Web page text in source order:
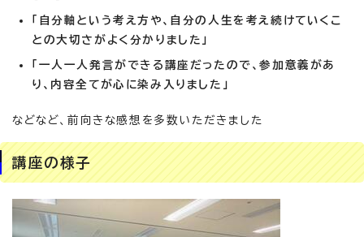
「自分軸という考え方や、自分の人生を考え続けていくこ
との大切さがよく分かりました」
「一人一人発言ができる講座だったので、参加意義があ
り、内容全てが心に染み入りました」
などなど、前向きな感想を多数いただきました
講座の様子